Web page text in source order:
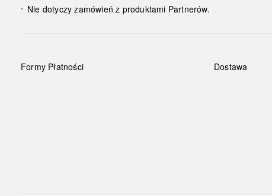
¹ Nie dotyczy zamówień z produktami Partnerów.
Formy Płatności Dostawa